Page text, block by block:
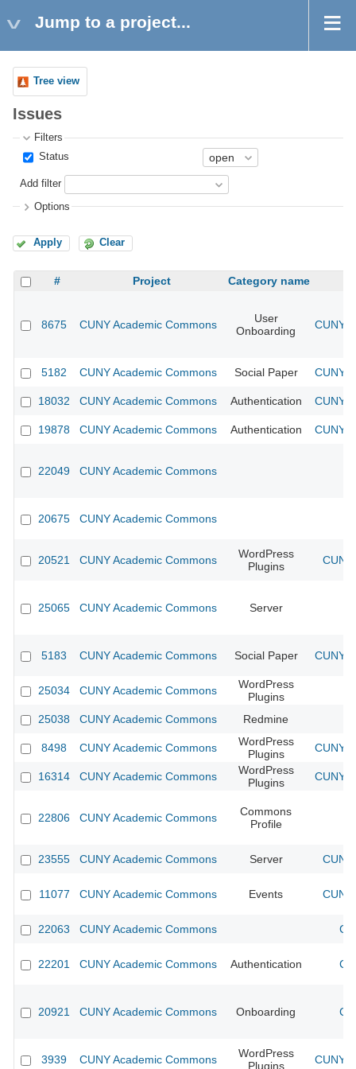
Jump to a project...
Tree view
Issues
Filters
Status
Add filter
Options
Apply Clear
# Project Category name
8675 CUNY Academic Commons
User
Onboarding
CUNY
5182 CUNY Academic Commons Social Paper CUNY
18032 CUNY Academic Commons Authentication CUNY
19878 CUNY Academic Commons Authentication CUNY
22049 CUNY Academic Commons
20675 CUNY Academic Commons
20521 CUNY Academic Commons
WordPress
Plugins
25065 CUNY Academic Commons Server
5183 CUNY Academic Commons Social Paper CUNY
25034 CUNY Academic Commons
WordPress
Plugins
25038
CUNY Academic Commons Redmine
8498 CUNY Academic Commons
WordPress
Plugins
CUNY
16314 CUNY Academic Commons
WordPress
Plugins
CUNY
22806 CUNY Academic Commons
Commons
Profile
23555 CUNY Academic Commons Server
11077 CUNY Academic Commons Events
22063 CUNY Academic Commons
22201 CUNY Academic Commons Authentication
20921 CUNY Academic Commons Onboarding
3939 CUNY Academic Commons
WordPress
Plugins
CUNY